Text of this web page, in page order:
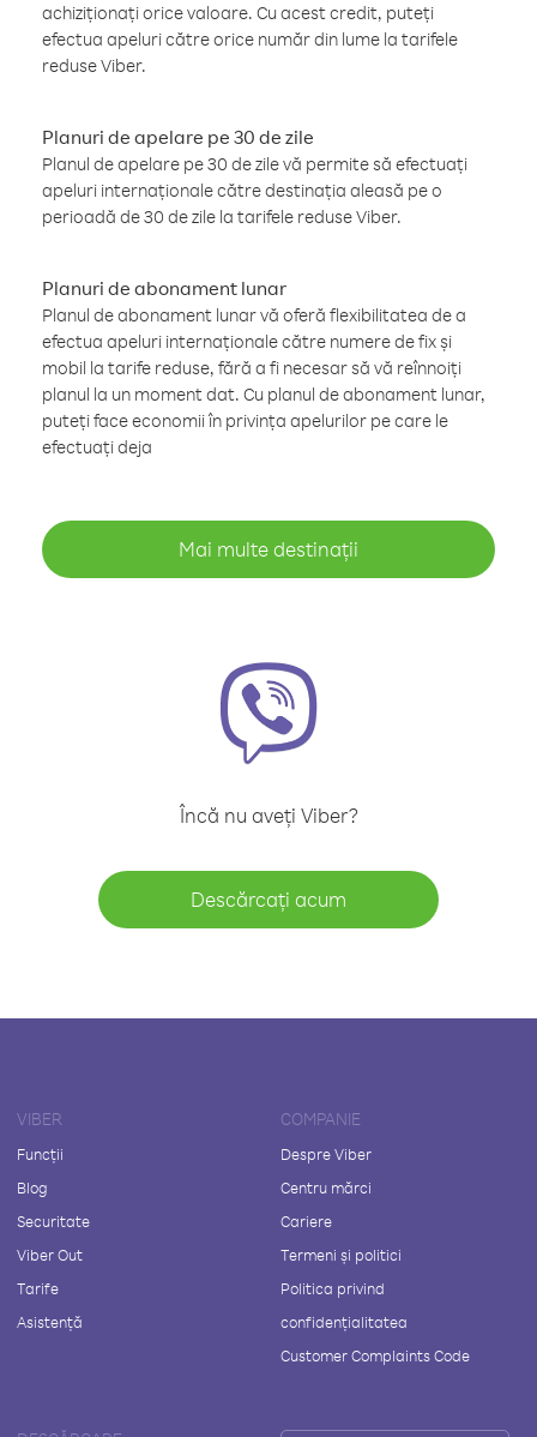
achiziționați orice valoare. Cu acest credit, puteți
efectua apeluri către orice număr din lume la tarifele
reduse Viber.
Planuri de apelare pe 30 de zile
Planul de apelare pe 30 de zile vă permite să efectuați
apeluri internaționale către destinația aleasă pe o
perioadă de 30 de zile la tarifele reduse Viber.
Planuri de abonament lunar
Planul de abonament lunar vă oferă flexibilitatea de a
efectua apeluri internaționale către numere de fix și
mobil la tarife reduse, fără a fi necesar să vă reînnoiți
planul la un moment dat. Cu planul de abonament lunar,
puteți face economii în privința apelurilor pe care le
efectuați deja
Mai multe destinații
Încă nu aveți Viber?
Descărcați acum
VIBER
Funcții
Blog
Securitate
Viber Out
Tarife
Asistență
COMPANIE
Despre Viber
Centru mărci
Cariere
Termeni și politici
Politica privind
confidențialitatea
Customer Complaints Code